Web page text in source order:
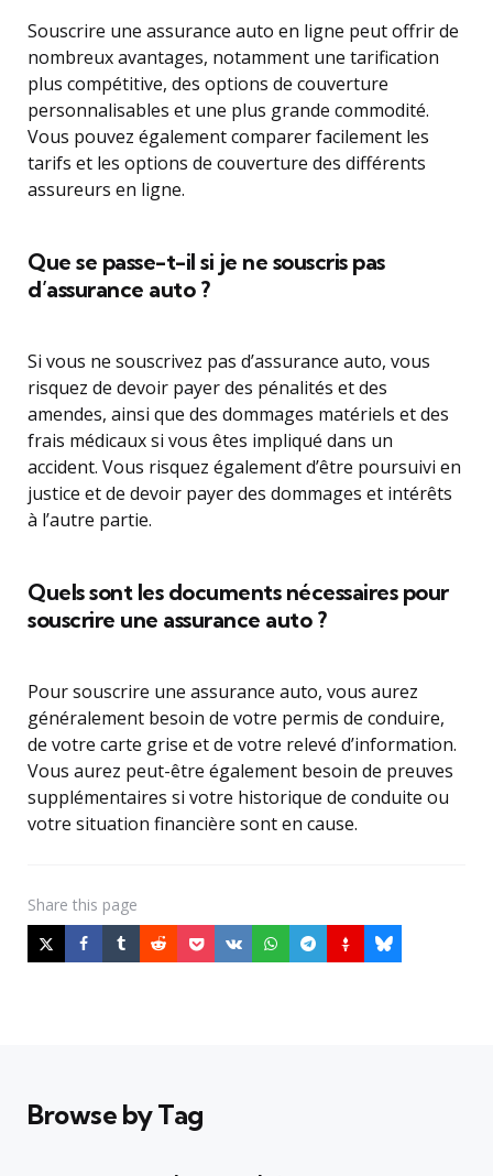
Souscrire une assurance auto en ligne peut offrir de
nombreux avantages, notamment une tarification
plus compétitive, des options de couverture
personnalisables et une plus grande commodité.
Vous pouvez également comparer facilement les
tarifs et les options de couverture des différents
assureurs en ligne.
Que se passe-t-il si je ne souscris pas
d’assurance auto ?
Si vous ne souscrivez pas d’assurance auto, vous
risquez de devoir payer des pénalités et des
amendes, ainsi que des dommages matériels et des
frais médicaux si vous êtes impliqué dans un
accident. Vous risquez également d’être poursuivi en
justice et de devoir payer des dommages et intérêts
à l’autre partie.
Quels sont les documents nécessaires pour
souscrire une assurance auto ?
Pour souscrire une assurance auto, vous aurez
généralement besoin de votre permis de conduire,
de votre carte grise et de votre relevé d’information.
Vous aurez peut-être également besoin de preuves
supplémentaires si votre historique de conduite ou
votre situation financière sont en cause.
Share this page
Browse by Tag